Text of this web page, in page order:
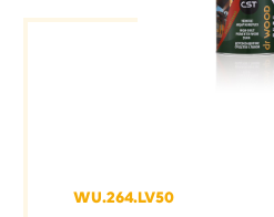
WU.264.LV50